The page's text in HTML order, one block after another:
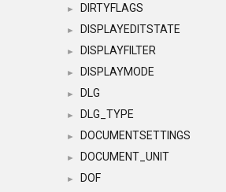
► DIRTYFLAGS
► DISPLAYEDITSTATE
► DISPLAYFILTER
► DISPLAYMODE
► DLG
► DLG_TYPE
► DOCUMENTSETTINGS
► DOCUMENT_UNIT
► DOF